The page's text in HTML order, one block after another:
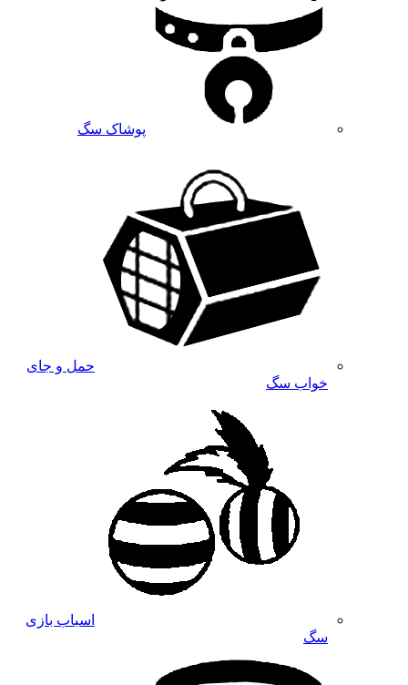
پوشاک سگ
حمل و جای
خواب سگ
اسباب بازی
سگ